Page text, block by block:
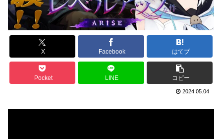
X Facebook はてブ
Pocket LINE コピー
2024.05.04